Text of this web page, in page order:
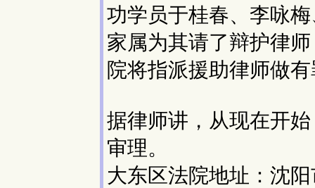
功学员于桂春、李咏
家属为其请了辩护律
院将指派援助律师做
据律师讲，从现在开
审理。
大东区法院地址：沈